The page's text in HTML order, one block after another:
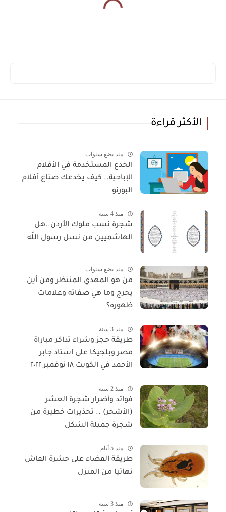
الأكثر قراءة
منذ بضع سنوات
الخدع المستخدمة في الأفلام
الإباحية.. كيف يخدعك صناع أفلام
البورنو
منذ 4 سنة
شجرة نسب ملوك الأردن..هل
الهاشميين من نسل رسول اللّه
منذ بضع سنوات
من هو المهدي المنتظر ومن أين
يخرج وما هي صفاته وعلامات
ظهوره؟
منذ 3 سنة
طريقة حجز وشراء تذاكر مباراة
مصر وبلجيكا على استاد جابر
الأحمد في الكويت ١٨ نوفمبر ٢٠٢٢
منذ 2 سنة
فوائد وأضرار شجرة العشر
(الأشخر) .. تحذيرات خطيرة من
شجرة جميلة الشكل
منذ 5 أيام
طريقة القضاء على حشرة الفاش
نهائيا من المنزل
منذ 3 سنة